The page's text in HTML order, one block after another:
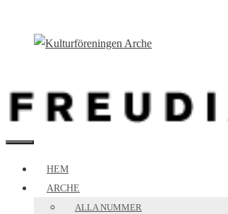
MENY
HEM
ARCHE
ALLA NUMMER